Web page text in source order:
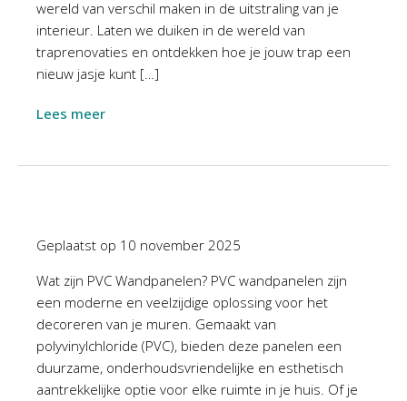
wereld van verschil maken in de uitstraling van je
interieur. Laten we duiken in de wereld van
traprenovaties en ontdekken hoe je jouw trap een
nieuw jasje kunt […]
Lees meer
Geplaatst op 10 november 2025
Wat zijn PVC Wandpanelen? PVC wandpanelen zijn
een moderne en veelzijdige oplossing voor het
decoreren van je muren. Gemaakt van
polyvinylchloride (PVC), bieden deze panelen een
duurzame, onderhoudsvriendelijke en esthetisch
aantrekkelijke optie voor elke ruimte in je huis. Of je